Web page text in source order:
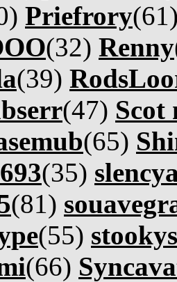
Priefrory
(32) Renny
(39)
(47) Scot
(65)
(35)
(81)
(55)
(66)